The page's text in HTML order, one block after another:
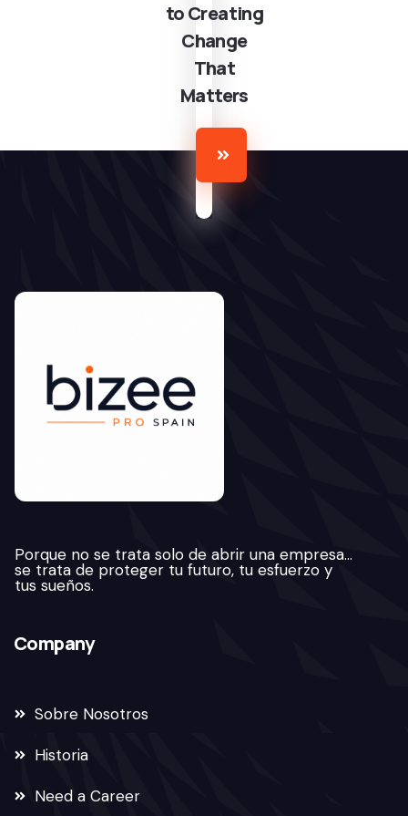
to Creating
Change
That
Matters
Porque no se trata solo de abrir una empresa…
se trata de proteger tu futuro, tu esfuerzo y
tus sueños.
Company
Sobre Nosotros
Historia
Need a Career